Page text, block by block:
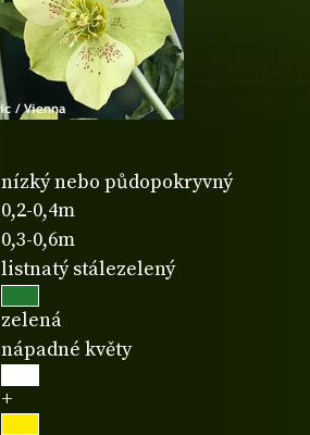
nízký nebo půdopokryvný
0,2-0,4m
0,3-0,6m
listnatý stálezelený
zelená
nápadné květy
+